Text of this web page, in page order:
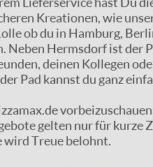
Kreationen, wie
ob du in Hamburg,
Neben Hermsdorf ist der
deinen Kollegen
Pad kannst du ganz
gelten nur für kurze
wird Treue belohnt.